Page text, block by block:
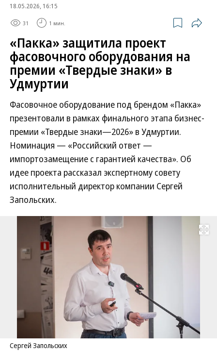
18.05.2026, 16:15
31 1 мин.
«Пакка» защитила проект
фасовочного оборудования на
премии «Твердые знаки» в
Удмуртии
Фасовочное оборудование под брендом «Пакка»
презентовали в рамках финального этапа бизнес-
премии «Твердые знаки—2026» в Удмуртии.
Номинация — «Российский ответ —
импортозамещение с гарантией качества». Об
идее проекта рассказал экспертному совету
исполнительный директор компании Сергей
Запольских.
Развернуть
Сергей Запольских